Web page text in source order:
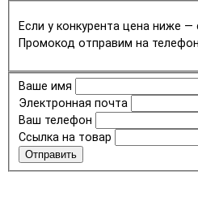
Если у конкурента цена ниже —
Промокод отправим на
Ваше имя
Электронная почта
Ваш телефон
Ссылка на товар
Отправить